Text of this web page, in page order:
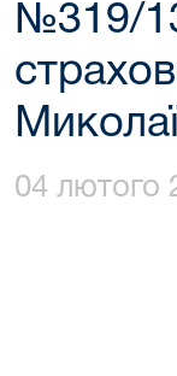
№319/
04 лютого